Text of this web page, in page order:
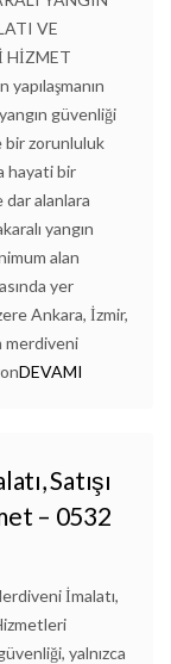
VE
HİZMET
güvenliği
bir zorunluluk
hayati bir
dar alanlara
yangın
alan
yer
Ankara, İzmir,
merdiveni
DEVAMI
Satışı
– 0532
İmalatı,
yalnızca